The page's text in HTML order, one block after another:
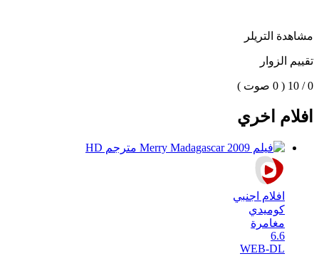
مشاهدة التريلر
تقييم الزوار
0 / 10 ( 0 صوت )
افلام اخري
افلام اجنبي
كوميدي
مغامرة
6.6
WEB-DL